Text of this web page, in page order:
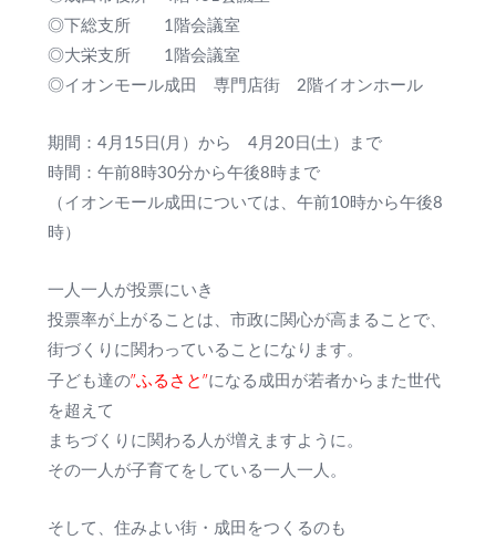
◎下総支所 1階会議室
◎大栄支所 1階会議室
◎イオンモール成田 専門店街 2階イオンホール
期間：4月15日(月）から 4月20日(土）まで
時間：午前8時30分から午後8時まで
（イオンモール成田については、午前10時から午後8
時）
一人一人が投票にいき
投票率が上がることは、市政に関心が高まることで、
街づくりに関わっていることになります。
子ども達の”ふるさと”になる成田が若者からまた世代
を超えて
まちづくりに関わる人が増えますように。
その一人が子育てをしている一人一人。
そして、住みよい街・成田をつくるのも